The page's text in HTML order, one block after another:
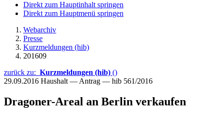
Direkt zum Hauptinhalt springen
Direkt zum Hauptmenü springen
Webarchiv
Presse
Kurzmeldungen (hib)
201609
zurück zu: Kurzmeldungen (hib) ()
29.09.2016 Haushalt — Antrag — hib 561/2016
Dragoner-Areal an Berlin verkaufen